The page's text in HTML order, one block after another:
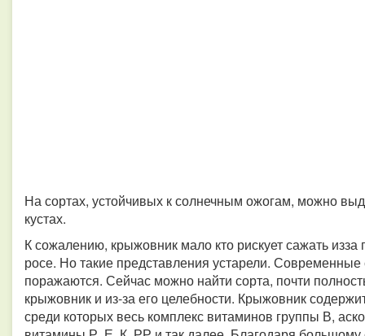
На сортах, устойчивых к солнечным ожогам, можно
кустах.
К сожалению, крыжовник мало кто рискует сажать
росе. Но такие представления устарели. Современные
поражаются. Сейчас можно найти сорта, почти
крыжовник и из-за его целебности. Крыжовник
среди которых весь комплекс витаминов группы В,